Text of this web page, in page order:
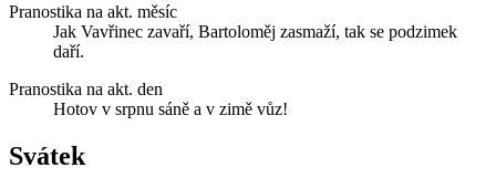
Pranostika na akt. měsíc
Jak Vavřinec zavaří, Bartoloměj zasmaží, tak se podzimek
daří.
Pranostika na akt. den
Hotov v srpnu sáně a v zimě vůz!
Svátek